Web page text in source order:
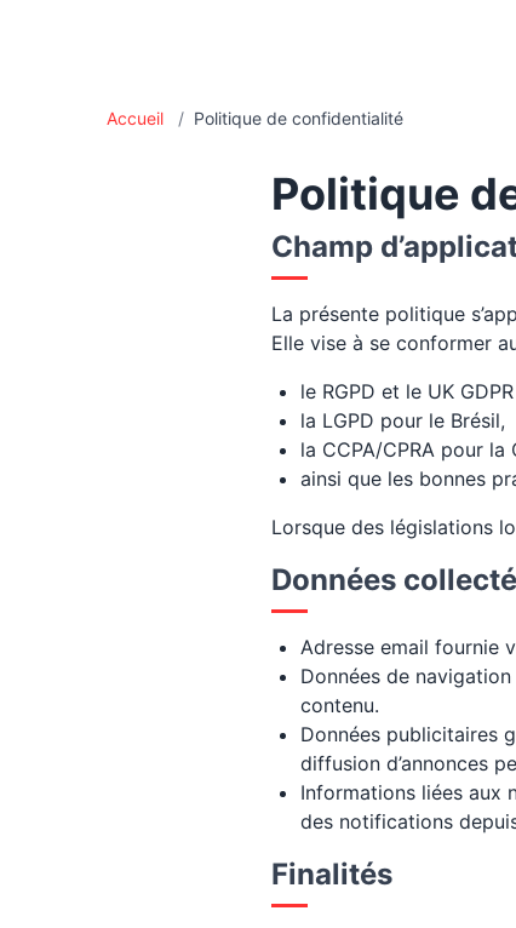
Accueil / Politique de confidentialité
Politique
Champ
La présente politique
Elle vise à se conformer
le RGPD et le UK
la LGPD pour le Brésil,
la CCPA/CPRA pour la
ainsi que les bonnes
Lorsque des législations
Données
Adresse email fournie
Données de
contenu.
Données publicitaires
diffusion d’annonces
Informations liées aux
des notifications
Finalités